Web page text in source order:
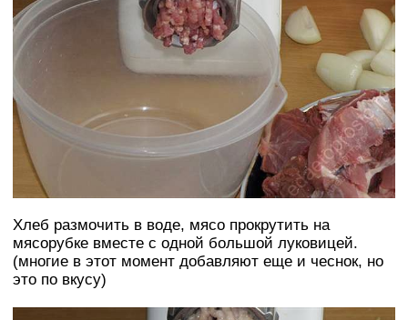
Хлеб размочить в воде, мясо прокрутить на
мясорубке вместе с одной большой луковицей.
(многие в этот момент добавляют еще и чеснок, но
это по вкусу)